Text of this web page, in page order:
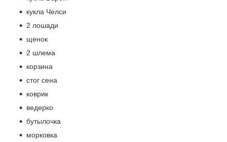
кукла Челси
2 лошади
щенок
2 шлема
корзина
стог сена
коврик
ведерко
бутылочка
морковка